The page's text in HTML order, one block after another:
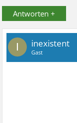
Antworten +
I inexistent
Gast